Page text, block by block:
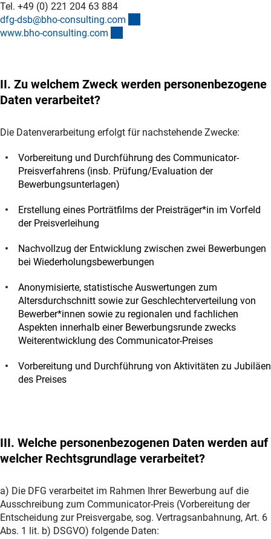
Tel. +49 (0) 221 204 63 884
dfg-dsb@bho-consulting.com
www.bho-consulting.com
II. Zu welchem Zweck werden personenbezogene
Daten verarbeitet?
Die Datenverarbeitung erfolgt für nachstehende Zwecke:
Vorbereitung und Durchführung des Communicator-
Preisverfahrens (insb. Prüfung/Evaluation der
Bewerbungsunterlagen)
Erstellung eines Porträtfilms der Preisträger*in im Vorfeld
der Preisverleihung
Nachvollzug der Entwicklung zwischen zwei Bewerbungen
bei Wiederholungsbewerbungen
Anonymisierte, statistische Auswertungen zum
Altersdurchschnitt sowie zur Geschlechterverteilung von
Bewerber*innen sowie zu regionalen und fachlichen
Aspekten innerhalb einer Bewerbungsrunde zwecks
Weiterentwicklung des Communicator-Preises
Vorbereitung und Durchführung von Aktivitäten zu Jubiläen
des Preises
III. Welche personenbezogenen Daten werden auf
welcher Rechtsgrundlage verarbeitet?
a) Die DFG verarbeitet im Rahmen Ihrer Bewerbung auf die
Ausschreibung zum Communicator-Preis (Vorbereitung der
Entscheidung zur Preisvergabe, sog. Vertragsanbahnung, Art. 6
Abs. 1 lit. b) DSGVO) folgende Daten: